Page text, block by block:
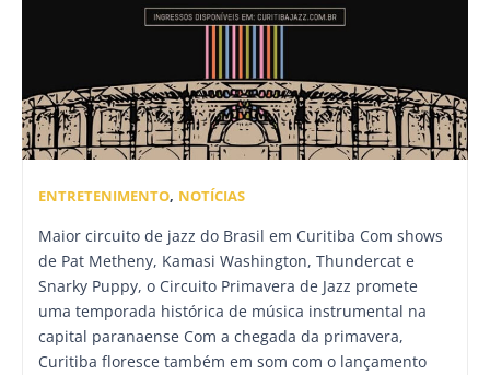
ENTRETENIMENTO, NOTÍCIAS
Maior circuito de jazz do Brasil em Curitiba Com shows
de Pat Metheny, Kamasi Washington, Thundercat e
Snarky Puppy, o Circuito Primavera de Jazz promete
uma temporada histórica de música instrumental na
capital paranaense Com a chegada da primavera,
Curitiba floresce também em som com o lançamento